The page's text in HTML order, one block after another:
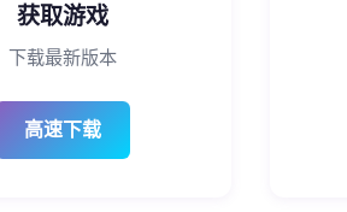
获取游戏
下载最新版本
高速下载